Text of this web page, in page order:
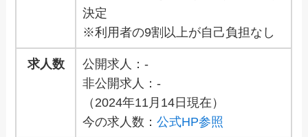
決定
※利用者の9割以上が自己負担なし
求人数
公開求人：-
非公開求人：-
（2024年11月14日現在）
今の求人数：公式HP参照